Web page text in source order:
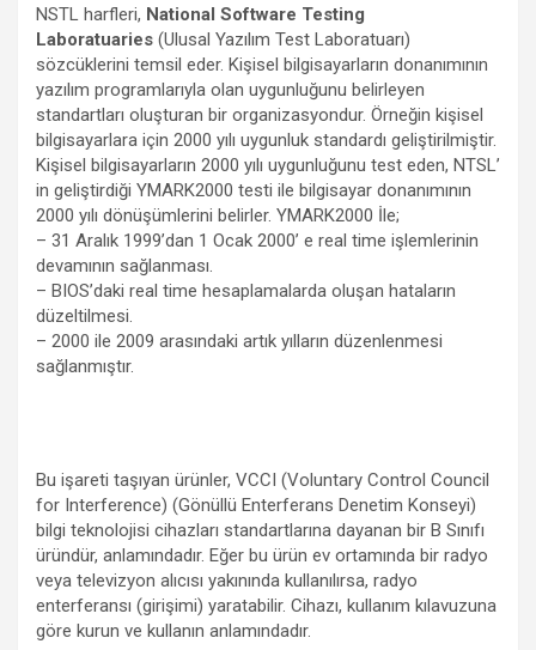
NSTL harfleri, National Software Testing
Laboratuaries (Ulusal Yazılım Test Laboratuarı)
sözcüklerini temsil eder. Kişisel bilgisayarların donanımının
yazılım programlarıyla olan uygunluğunu belirleyen
standartları oluşturan bir organizasyondur. Örneğin kişisel
bilgisayarlara için 2000 yılı uygunluk standardı geliştirilmiştir.
Kişisel bilgisayarların 2000 yılı uygunluğunu test eden, NTSL’
in geliştirdiği YMARK2000 testi ile bilgisayar donanımının
2000 yılı dönüşümlerini belirler. YMARK2000 İle;
– 31 Aralık 1999’dan 1 Ocak 2000’ e real time işlemlerinin
devamının sağlanması.
– BIOS’daki real time hesaplamalarda oluşan hataların
düzeltilmesi.
– 2000 ile 2009 arasındaki artık yılların düzenlenmesi
sağlanmıştır.
Bu işareti taşıyan ürünler, VCCI (Voluntary Control Council
for Interference) (Gönüllü Enterferans Denetim Konseyi)
bilgi teknolojisi cihazları standartlarına dayanan bir B Sınıfı
üründür, anlamındadır. Eğer bu ürün ev ortamında bir radyo
veya televizyon alıcısı yakınında kullanılırsa, radyo
enterferansı (girişimi) yaratabilir. Cihazı, kullanım kılavuzuna
göre kurun ve kullanın anlamındadır.